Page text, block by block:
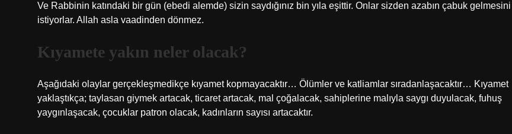
Ve Rabbinin katındaki bir gün (ebedi alemde) sizin saydığınız bin yıla eşittir. Onlar sizden azabın çabuk gelmesini
istiyorlar. Allah asla vaadinden dönmez.
Kıyamete yakın neler olacak?
Aşağıdaki olaylar gerçekleşmedikçe kıyamet kopmayacaktır… Ölümler ve katliamlar sıradanlaşacaktır… Kıyamet
yaklaştıkça; taylasan giymek artacak, ticaret artacak, mal çoğalacak, sahiplerine malıyla saygı duyulacak, fuhuş
yaygınlaşacak, çocuklar patron olacak, kadınların sayısı artacaktır.